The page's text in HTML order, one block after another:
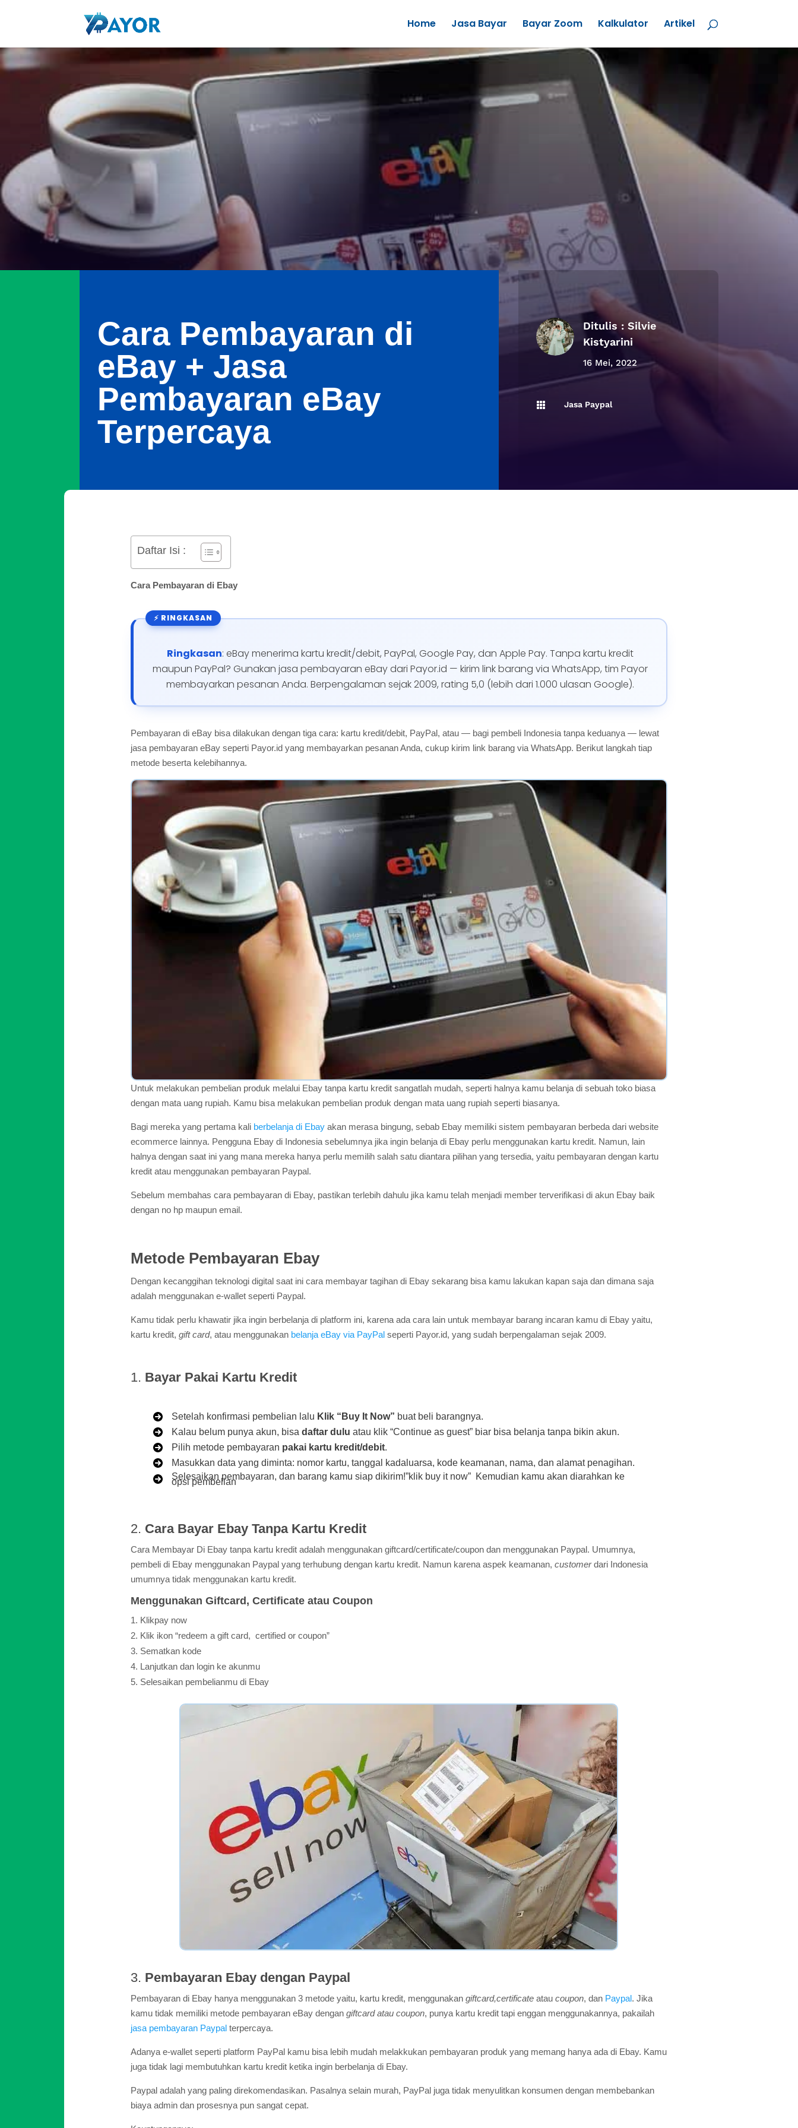
Home Jasa Bayar Bayar Zoom Kalkulator Artikel
Cara Pembayaran di
eBay + Jasa
Pembayaran eBay
Terpercaya
Ditulis :Silvie
Kistyarini
16 Mei, 2022
 Jasa Paypal
Daftar Isi :
Cara Pembayaran di Ebay
Ringkasan: eBay menerima kartu kredit/debit, PayPal, Google Pay, dan Apple Pay. Tanpa kartu kredit
maupun PayPal? Gunakan jasa pembayaran eBay dari Payor.id — kirim link barang via WhatsApp, tim Payor
membayarkan pesanan Anda. Berpengalaman sejak 2009, rating 5,0 (lebih dari 1.000 ulasan Google).
Pembayaran di eBay bisa dilakukan dengan tiga cara: kartu kredit/debit, PayPal, atau — bagi pembeli Indonesia tanpa keduanya — lewat
jasa pembayaran eBay seperti Payor.id yang membayarkan pesanan Anda, cukup kirim link barang via WhatsApp. Berikut langkah tiap
metode beserta kelebihannya.
Untuk melakukan pembelian produk melalui Ebay tanpa kartu kredit sangatlah mudah, seperti halnya kamu belanja di sebuah toko biasa
dengan mata uang rupiah. Kamu bisa melakukan pembelian produk dengan mata uang rupiah seperti biasanya.
Bagi mereka yang pertama kali berbelanja di Ebay akan merasa bingung, sebab Ebay memiliki sistem pembayaran berbeda dari website
ecommerce lainnya. Pengguna Ebay di Indonesia sebelumnya jika ingin belanja di Ebay perlu menggunakan kartu kredit. Namun, lain
halnya dengan saat ini yang mana mereka hanya perlu memilih salah satu diantara pilihan yang tersedia, yaitu pembayaran dengan kartu
kredit atau menggunakan pembayaran Paypal.
Sebelum membahas cara pembayaran di Ebay, pastikan terlebih dahulu jika kamu telah menjadi member terverifikasi di akun Ebay baik
dengan no hp maupun email.
Metode Pembayaran Ebay
Dengan kecanggihan teknologi digital saat ini cara membayar tagihan di Ebay sekarang bisa kamu lakukan kapan saja dan dimana saja
adalah menggunakan e-wallet seperti Paypal.
Kamu tidak perlu khawatir jika ingin berbelanja di platform ini, karena ada cara lain untuk membayar barang incaran kamu di Ebay yaitu,
kartu kredit,gift card, atau menggunakan belanja eBay via PayPal seperti Payor.id, yang sudah berpengalaman sejak 2009.
1. Bayar Pakai Kartu Kredit
Setelah konfirmasi pembelian lalu Klik “Buy It Now” buat beli barangnya.
Kalau belum punya akun, bisadaftar dulu atau klik “Continue as guest” biar bisa belanja tanpa bikin akun.
Pilih metode pembayaran pakai kartu kredit/debit.
Masukkan data yang diminta: nomor kartu, tanggal kadaluarsa, kode keamanan, nama, dan alamat penagihan.
Selesaikan pembayaran, dan barang kamu siap dikirim!”klik buy it now” Kemudian kamu akan diarahkan ke
opsi pembelian
2. Cara Bayar Ebay Tanpa Kartu Kredit
Cara Membayar Di Ebay tanpa kartu kredit adalah menggunakan giftcard/certificate/coupon dan menggunakan Paypal. Umumnya,
pembeli di Ebay menggunakan Paypal yang terhubung dengan kartu kredit. Namun karena aspek keamanan,customerdari Indonesia
umumnya tidak menggunakan kartu kredit.
Menggunakan Giftcard, Certificate atau Coupon
Klikpay now
Klik ikon “redeem a gift card, certified or coupon”
Sematkan kode
Lanjutkan dan login ke akunmu
Selesaikan pembelianmu di Ebay
3. Pembayaran Ebay dengan Paypal
Pembayaran di Ebay hanya menggunakan 3 metode yaitu, kartu kredit, menggunakangiftcard,certificate ataucoupon, dan Paypal. Jika
kamu tidak memiliki metode pembayaran eBay dengangiftcard atau coupon, punya kartu kredit tapi enggan menggunakannya, pakailah
jasa pembayaran Paypal terpercaya.
Adanya e-wallet seperti platform PayPal kamu bisa lebih mudah melakkukan pembayaran produk yang memang hanya ada di Ebay. Kamu
juga tidak lagi membutuhkan kartu kredit ketika ingin berbelanja di Ebay.
Paypal adalah yang paling direkomendasikan. Pasalnya selain murah, PayPal juga tidak menyulitkan konsumen dengan membebankan
biaya admin dan prosesnya pun sangat cepat.